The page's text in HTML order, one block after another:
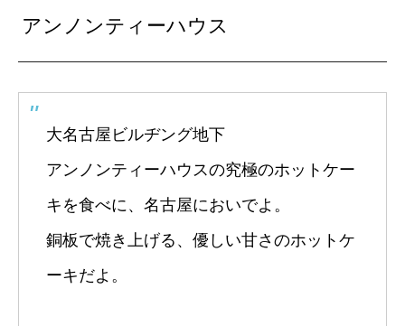
アンノンティーハウス
大名古屋ビルヂング地下
アンノンティーハウスの究極のホットケー
キを食べに、名古屋においでよ。
銅板で焼き上げる、優しい甘さのホットケ
ーキだよ。